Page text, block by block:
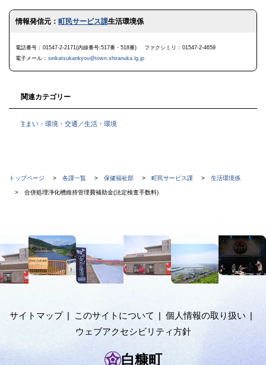
ト
る
情報発信元： 町民サービス課生活環境係
電話番号 01547-2-2171(内線番号:517番・518番) ファクシミリ
01547-2-4659
電子メール
seikatsukankyou@town.shiranuka.lg.jp
関連カテゴリー
住まい・環境・交通／生活・環境
現
在
の
階
層
トップページ 各課一覧 保健福祉部 町民サービス課 生活環境係
合併処理浄化槽維持管理費補助金(法定検査手数料)
へ
メ
サイトマップ このサイトについて
個人情報の取り扱い
ウェブアクセシビリティ方針
白糠町